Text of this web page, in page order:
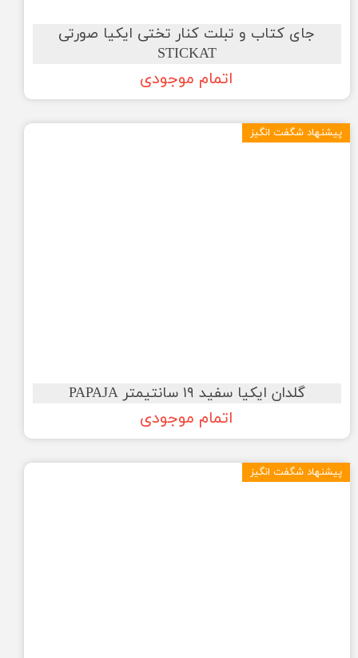
جای کتاب و تبلت کنار تختی ایکیا صورتی
STICKAT
اتمام موجودی
گلدان ایکیا سفید ۱۹ سانتیمتر PAPAJA
اتمام موجودی
پیشنهاد شگفت انگیز
پیشنهاد شگفت انگیز